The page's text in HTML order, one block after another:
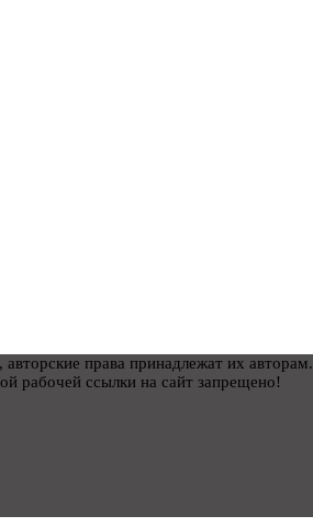
права принадлежат их авторам.
рабочей ссылки на сайт запрещено!